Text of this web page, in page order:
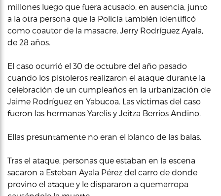
millones luego que fuera acusado, en ausencia, junto
a la otra persona que la Policía también identificó
como coautor de la masacre, Jerry Rodríguez Ayala,
de 28 años.
El caso ocurrió el 30 de octubre del año pasado
cuando los pistoleros realizaron el ataque durante la
celebración de un cumpleaños en la urbanización de
Jaime Rodríguez en Yabucoa. Las víctimas del caso
fueron las hermanas Yarelis y Jeitza Berrios Andino.
Ellas presuntamente no eran el blanco de las balas.
Tras el ataque, personas que estaban en la escena
sacaron a Esteban Ayala Pérez del carro de donde
provino el ataque y le dispararon a quemarropa